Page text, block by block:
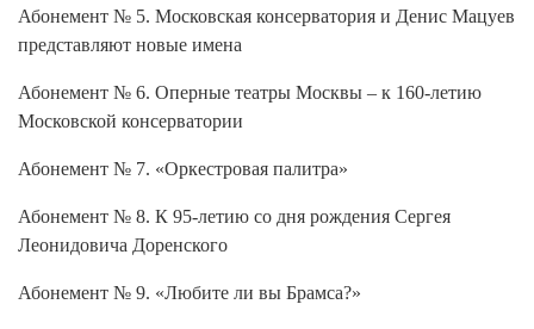
Абонемент № 5. Московская консерватория и Денис Мацуев
представляют новые имена
Абонемент № 6. Оперные театры Москвы – к 160-летию
Московской консерватории
Абонемент № 7. «Оркестровая палитра»
Абонемент № 8. К 95-летию со дня рождения Сергея
Леонидовича Доренского
Абонемент № 9. «Любите ли вы Брамса?»